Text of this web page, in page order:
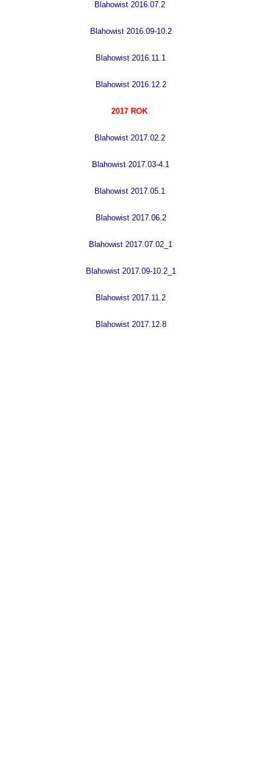
Blahowist 2016.07.2
B lahowist 2016.09-10.2
B lahowist 2016.11.1
B lahowist 2016.12.2
2017 ROK
B lahowist 2017.02.2
B lahowist 2017.03-4.1
B lahowist 2017.05.1
B lahowist 2017.06.2
B lahowist 2017.07.02_1
B lahowist 2017.09-10.2_1
B lahowist 2017.11.2
B lahowist 2017.12.8